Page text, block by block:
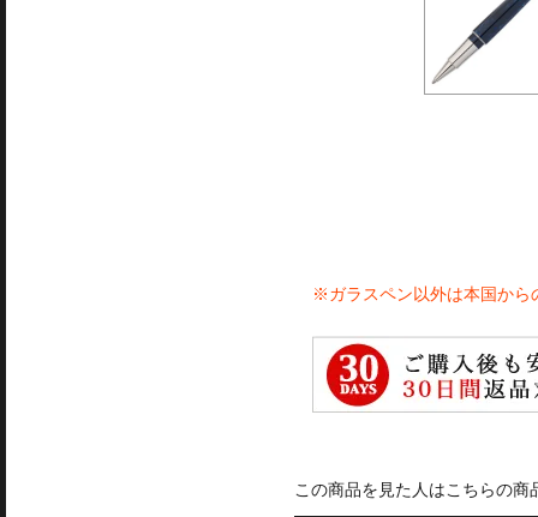
※ガラスペン以外は本国から
この商品を見た人はこちらの商